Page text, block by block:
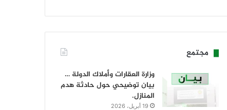
مجتمع
وزارة العقارات وأملاك الدولة …
بيان توضيحي حول حادثة هدم
المنازل.
19 أبريل، 2026